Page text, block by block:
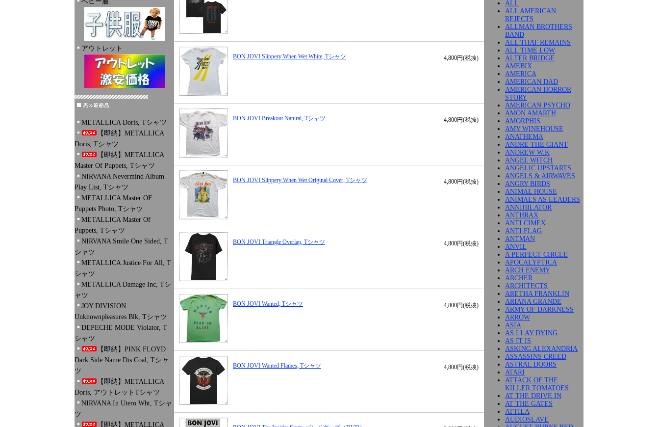
アウトレット
METALLICA Doris, Tシャツ
【即納】METALLICA
Doris, Tシャツ
【即納】METALLICA
Master Of Puppets, Tシャツ
NIRVANA Nevermind Album
Play List, Tシャツ
METALLICA Master OF
Puppets Photo, Tシャツ
METALLICA Master Of
Puppets, Tシャツ
NIRVANA Smile One Sided, T
シャツ
METALLICA Justice For All, T
シャツ
METALLICA Damage Inc, Tシ
ャツ
JOY DIVISION
Unknownpleasures Blk, Tシャツ
DEPECHE MODE Violator, T
シャツ
【即納】PINK FLOYD
Dark Side Name Dis Coal, Tシャ
ツ
【即納】METALLICA
Doris, アウトレットTシャツ
NIRVANA In Utero Wht, Tシャ
ツ
【即納】METALLICA
BON JOVI Slippery When Wet White, Tシャツ 4,800円(税抜)
BON JOVI Breakout Natural, Tシャツ 4,800円(税抜)
BON JOVI Slippery When Wet Original Cover, Tシャツ 4,800円(税抜)
BON JOVI Triangle Overlap, Tシャツ 4,800円(税抜)
BON JOVI Wanted, Tシャツ 4,800円(税抜)
BON JOVI Wanted Flames, Tシャツ 4,800円(税抜)
ALL
ALL AMERICAN
REJECTS
ALLMAN BROTHERS
BAND
ALL THAT REMAINS
ALL TIME LOW
ALTER BRIDGE
AMEBIX
AMERICA
AMERICAN DAD
AMERICAN HORROR
STORY
AMERICAN PSYCHO
AMON AMARTH
AMORPHIS
AMY WINEHOUSE
ANATHEMA
ANDRE THE GIANT
ANDREW W.K
ANGEL WITCH
ANGELIC UPSTARTS
ANGELS & AIRWAVES
ANGRY BIRDS
ANIMAL HOUSE
ANIMALS AS LEADERS
ANNIHILATOR
ANTHRAX
ANTI CIMEX
ANTI FLAG
ANTMAN
ANVIL
A PERFECT CIRCLE
APOCALYPTICA
ARCH ENEMY
ARCHER
ARCHITECTS
ARETHA FRANKLIN
ARIANA GRANDE
ARMY OF DARKNESS
ARROW
ASIA
AS I LAY DYING
AS IT IS
ASKING ALEXANDRIA
ASSASSINS CREED
ASTRAL DOORS
ATARI
ATTACK OF THE
KILLER TOMATOES
AT THE DRIVE IN
AT THE GATES
ATTILA
AUDIOSLAVE